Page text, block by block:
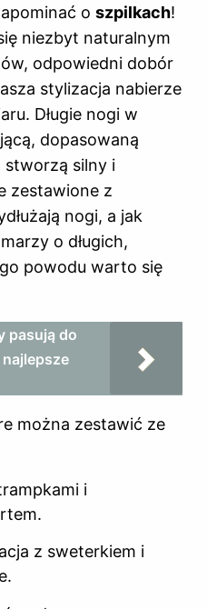
o szpilkach!
niezbyt naturalnym
odpowiedni dobór
stylizacja nabierze
Długie nogi w
dopasowaną
stworzą silny i
zestawione z
nogi, a jak
o długich,
powodu warto się
pasują do
można zestawić ze
i
z sweterkiem i